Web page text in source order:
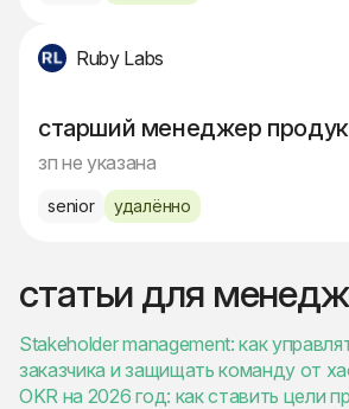
Ruby Labs
старший менеджер
зп не указана
senior удалённо
статьи для
Stakeholder management: как
заказчика и защищать команду от
OKR на 2026 год: как ставить цели